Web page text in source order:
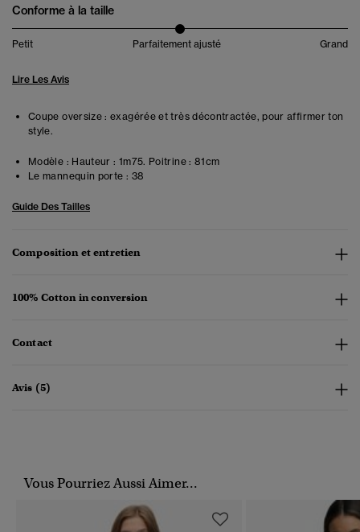
Conforme à la taille
Petit Parfaitement ajusté Grand
Lire Les Avis
Coupe oversize : exagérée et très décontractée, pour affirmer ton
style.
Modèle : Hauteur : 1m75. Poitrine : 81cm
Le mannequin porte : 38
Guide Des Tailles
Composition et entretien
100% Cotton in conversion
Contact
Avis (5)
Vous Pourriez Aussi Aimer...